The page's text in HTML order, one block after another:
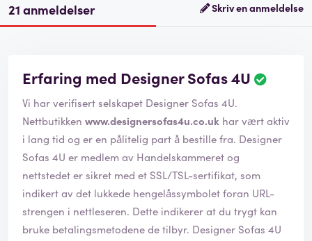
21 anmeldelser Skriv en anmeldelse
Erfaring med Designer Sofas 4U
Vi har verifisert selskapet Designer Sofas 4U.
Nettbutikken www.designersofas4u.co.uk har vært aktiv
i lang tid og er en pålitelig part å bestille fra. Designer
Sofas 4U er medlem av Handelskammeret og
nettstedet er sikret med et SSL/TSL-sertifikat, som
indikert av det lukkede hengelåssymbolet foran URL-
strengen i nettleseren. Dette indikerer at du trygt kan
bruke betalingsmetodene de tilbyr. Designer Sofas 4U